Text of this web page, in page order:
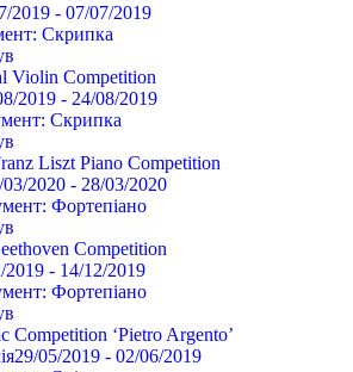
2019 - 07/07/2019
Cкрипка
Violin Competition
2019 - 24/08/2019
Cкрипка
Liszt Piano Competition
03/2020 - 28/03/2020
Фортепіано
Competition
2019 - 14/12/2019
Фортепіано
‘Pietro Argento’
29/05/2019 - 02/06/2019